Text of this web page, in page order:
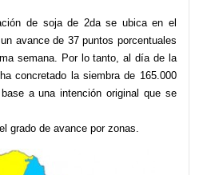
de soja de 2da se ubica en el
avance de 37 puntos porcentuales
semana. Por lo tanto, al día de la
concretado la siembra de 165.000
a una intención original que se
grado de avance por zonas.